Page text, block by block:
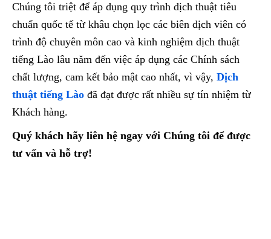
Chúng tôi triệt để áp dụng quy trình dịch thuật tiêu
chuẩn quốc tế từ khâu chọn lọc các biên dịch viên có
trình độ chuyên môn cao và kinh nghiệm dịch thuật
tiếng Lào lâu năm đến việc áp dụng các Chính sách
chất lượng, cam kết bảo mật cao nhất, vì vậy, Dịch
thuật tiếng Lào đã đạt được rất nhiều sự tín nhiệm từ
Khách hàng.
Quý khách hãy liên hệ ngay với Chúng tôi để được
tư vấn và hỗ trợ!